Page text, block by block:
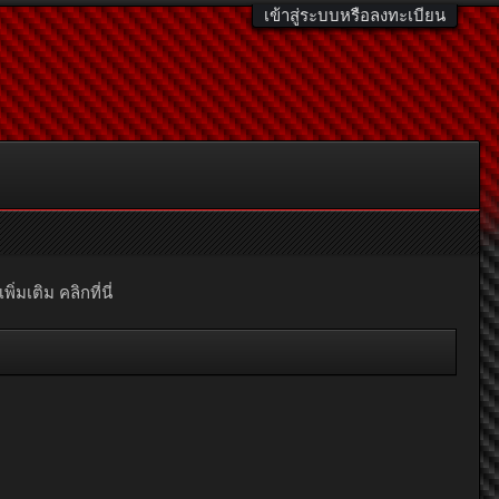
เข้าสู่ระบบหรือลงทะเบียน
พิ่มเติม คลิกที่นี่